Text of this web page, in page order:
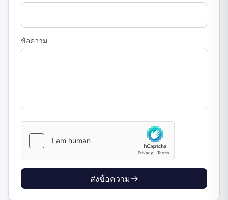
ข้อความ
ส่งข้อความ